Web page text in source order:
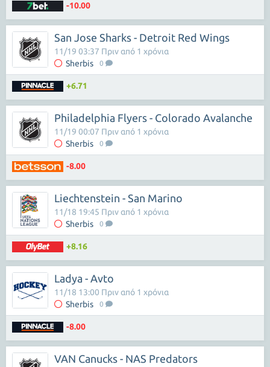
-10.00
San Jose Sharks - Detroit Red Wings
Sherbis 0
11/19 03:37 Πριν από 1 χρόνια
+6.71
Philadelphia Flyers - Colorado Avalanche
Sherbis 0
11/19 00:07 Πριν από 1 χρόνια
-8.00
Liechtenstein - San Marino
Sherbis 0
11/18 19:45 Πριν από 1 χρόνια
+8.16
Ladya - Avto
Sherbis 0
11/18 13:00 Πριν από 1 χρόνια
-8.00
VAN Canucks - NAS Predators